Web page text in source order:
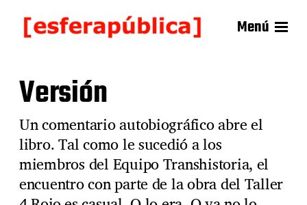
Menú
Versión
Un comentario autobiográfico abre el
libro. Tal como le sucedió a los
miembros del Equipo Transhistoria, el
encuentro con parte de la obra del Taller